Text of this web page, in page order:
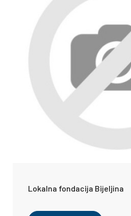
Lokalna fondacija Bijeljina